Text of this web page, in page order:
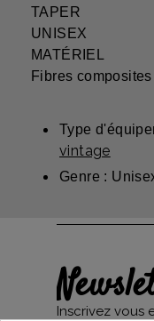
TAPER
UNISEX
MATÉRIEL
Fibres composites
Type
vintage
Genre :
Inscrivez vous